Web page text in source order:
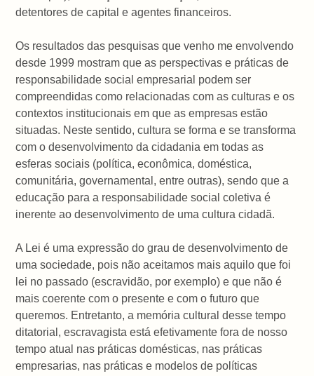
detentores de capital e agentes financeiros.
Os resultados das pesquisas que venho me envolvendo
desde 1999 mostram que as perspectivas e práticas de
responsabilidade social empresarial podem ser
compreendidas como relacionadas com as culturas e os
contextos institucionais em que as empresas estão
situadas. Neste sentido, cultura se forma e se transforma
com o desenvolvimento da cidadania em todas as
esferas sociais (política, econômica, doméstica,
comunitária, governamental, entre outras), sendo que a
educação para a responsabilidade social coletiva é
inerente ao desenvolvimento de uma cultura cidadã.
A Lei é uma expressão do grau de desenvolvimento de
uma sociedade, pois não aceitamos mais aquilo que foi
lei no passado (escravidão, por exemplo) e que não é
mais coerente com o presente e com o futuro que
queremos. Entretanto, a memória cultural desse tempo
ditatorial, escravagista está efetivamente fora de nosso
tempo atual nas práticas domésticas, nas práticas
empresarias, nas práticas e modelos de políticas